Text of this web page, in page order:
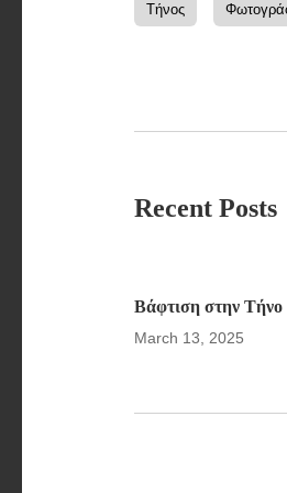
Τήνος
Recent Posts
Βάφτιση στην Τήνο
March 13, 2025